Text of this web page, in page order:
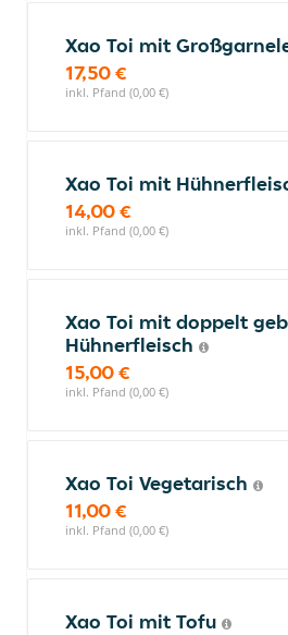
Xao Toi mit
17,50 €
inkl. Pfand (0,00 €)
Xao Toi mit
14,00 €
inkl. Pfand (0,00 €)
Xao Toi mit doppelt
Hühnerfleisch
15,00 €
inkl. Pfand (0,00 €)
Xao Toi Vegetarisch
11,00 €
inkl. Pfand (0,00 €)
Xao Toi mit Tofu